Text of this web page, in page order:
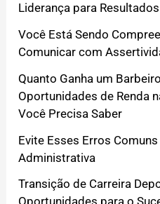
Liderança para
Você Está Sendo
Comunicar com
Quanto Ganha um
Oportunidades de Renda
Você Precisa Saber
Evite Esses Erros
Administrativa
Transição de Carreira